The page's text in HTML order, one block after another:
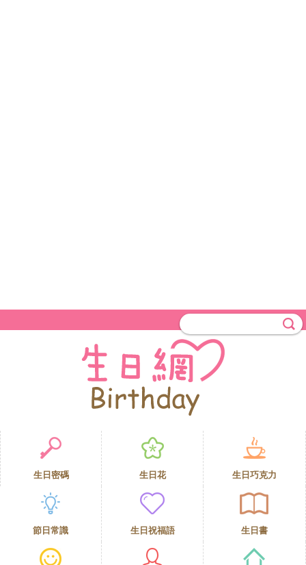
生日密碼 生日花 生日巧克力
節日常識 生日祝福語 生日書